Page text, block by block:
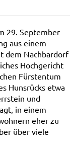
29. September
aus einem
dem Nachbardorf
Hochgericht
Fürstentum
Hunsrücks etwa
und
in einem
eher zu
über viele